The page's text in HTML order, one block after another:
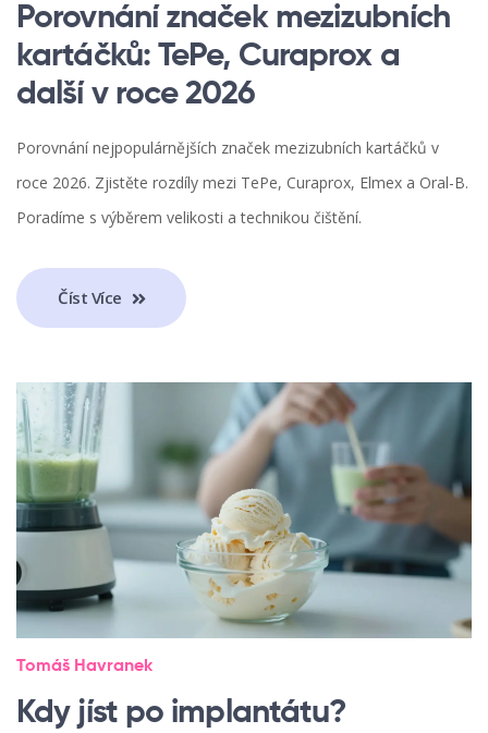
Porovnání značek mezizubních
kartáčků: TePe, Curaprox a
další v roce 2026
Porovnání nejpopulárnějších značek mezizubních kartáčků v
roce 2026. Zjistěte rozdíly mezi TePe, Curaprox, Elmex a Oral-B.
Poradíme s výběrem velikosti a technikou čištění.
Číst Více
Tomáš Havranek
Kdy jíst po implantátu?